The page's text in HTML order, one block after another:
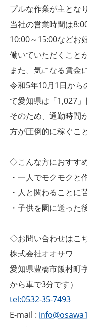
プルな作業が主とな
当社の営業時間は
10:00～15:00などお
働いていただくこと
また、気になる賃金
令和5年10月1日から
て愛知県は「1,027」
そのため、通勤時間
方が圧倒的に稼ぐこ
◇こんな方におすす
・一人でモクモクと
・人と関わることに
・子供を園に送った
◇お問い合わせはこ
株式会社オオサワ
愛知県豊橋市飯村町
から車で3分です）
tel:0532-35-7493
E-mail :